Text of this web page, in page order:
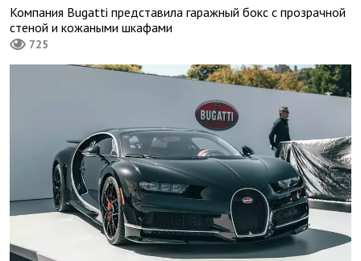
Компания Bugatti представила гаражный бокс с прозрачной
стеной и кожаными шкафами
725